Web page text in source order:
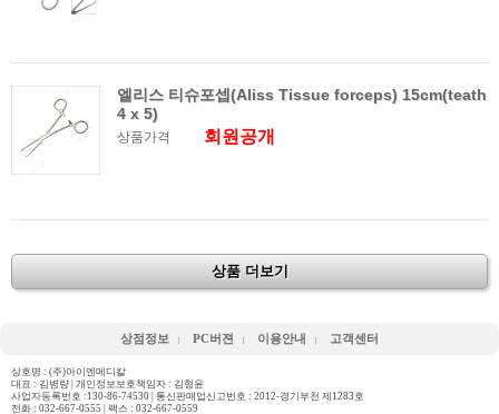
엘리스 티슈포셉(Aliss Tissue forceps) 15cm(teath
4 x 5)
상품가격 회원공개
상품 더보기
상점정보 PC버젼 이용안내 고객센터
상호명 : (주)아이엔메디칼
대표 : 김병량 | 개인정보보호책임자 : 김형윤
사업자등록번호 :130-86-74530 | 통신판매업신고번호 : 2012-경기부천 제1283호
전화 : 032-667-0555 | 팩스 : 032-667-0559